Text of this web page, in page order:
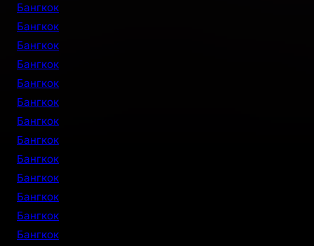
Бангкок
Бангкок
Бангкок
Бангкок
Бангкок
Бангкок
Бангкок
Бангкок
Бангкок
Бангкок
Бангкок
Бангкок
Бангкок